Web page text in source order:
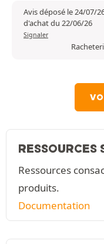
Avis déposé le 24/07/
d'achat du 22/06/26
Signaler
Ressources
produits.
Documentation